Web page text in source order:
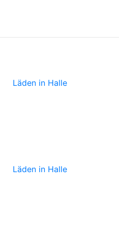
Läden in Halle
Läden in Halle